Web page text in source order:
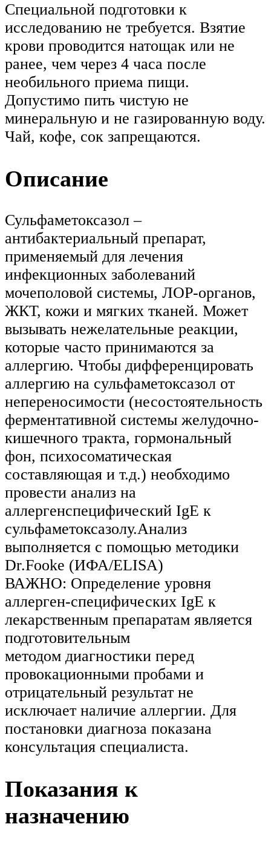
Специальной подготовки к
исследованию не требуется. Взятие
крови проводится натощак или не
ранее, чем через 4 часа после
необильного приема пищи.
Допустимо пить чистую не
минеральную и не газированную воду.
Чай, кофе, сок запрещаются.
Описание
Сульфаметоксазол –
антибактериальный препарат,
применяемый для лечения
инфекционных заболеваний
мочеполовой системы, ЛОР-органов,
ЖКТ, кожи и мягких тканей. Может
вызывать нежелательные реакции,
которые часто принимаются за
аллергию. Чтобы дифференцировать
аллергию на сульфаметоксазол от
непереносимости (несостоятельность
ферментативной системы желудочно-
кишечного тракта, гормональный
фон, психосоматическая
составляющая и т.д.) необходимо
провести анализ на
аллергенспецифический IgE к
сульфаметоксазолу.Анализ
выполняется с помощью методики
Dr.Fooke (ИФА/ELISA)
ВАЖНО: Определение уровня
аллерген-специфических IgE к
лекарственным препаратам является
подготовительным
методом диагностики перед
провокационными пробами и
отрицательный результат не
исключает наличие аллергии. Для
постановки диагноза показана
консультация специалиста.
Показания к
назначению